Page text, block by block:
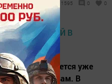
1595 0 0
городе начинается уже
решать вам. В